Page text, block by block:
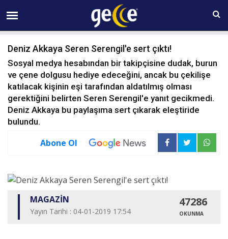
07 AĞUSTOS Cuma 01:28
Deniz Akkaya Seren Serengil'e sert çıktı!
Sosyal medya hesabından bir takipçisine dudak, burun
ve çene dolgusu hediye edeceğini, ancak bu çekilişe
katılacak kişinin eşi tarafından aldatılmış olması
gerektiğini belirten Seren Serengil'e yanıt gecikmedi.
Deniz Akkaya bu paylaşıma sert çıkarak eleştiride
bulundu.
Abone Ol
MAGAZİN
Yayın Tarihi : 04-01-2019 17:54
47286
OKUNMA